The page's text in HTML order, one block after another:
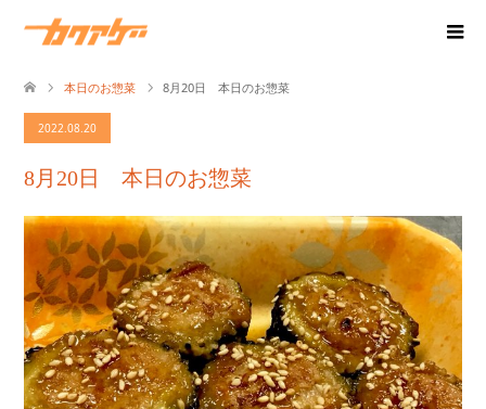
本日のお惣菜 8月20日 本日のお惣菜
2022.08.20
8月20日 本日のお惣菜